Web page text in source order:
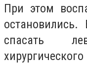
При этом
остановились.
спасать